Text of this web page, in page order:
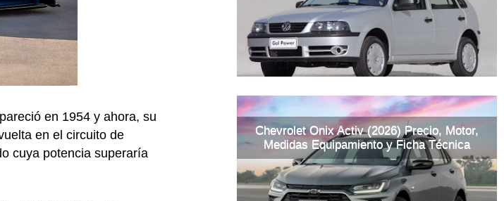
en 1954 y ahora, su
en el circuito de
cuya potencia superaría
Chevrolet Onix Activ (2026) Precio, Motor,
Medidas Equipamiento y Ficha Técnica